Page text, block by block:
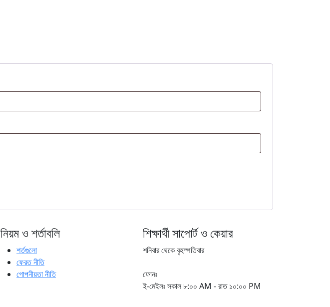
নিয়ম ও শর্তাবলি
শর্তগুলো
ফেরত নীতি
গোপনীয়তা নীতি
শিক্ষার্থী সাপোর্ট ও কেয়ার
শনিবার থেকে বৃহস্পতিবার
ফোনঃ
ই-মেইলঃসকাল ৮:০০ AM - রাত ১০:০০ PM